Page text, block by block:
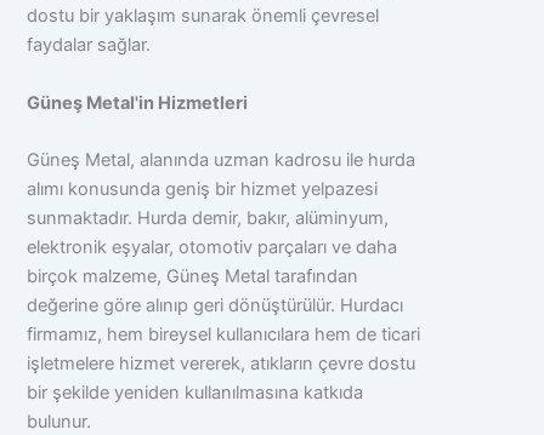
dostu bir yaklaşım sunarak önemli çevresel
faydalar sağlar.
Güneş Metal'in Hizmetleri
Güneş Metal, alanında uzman kadrosu ile hurda
alımı konusunda geniş bir hizmet yelpazesi
sunmaktadır. Hurda demir, bakır, alüminyum,
elektronik eşyalar, otomotiv parçaları ve daha
birçok malzeme, Güneş Metal tarafından
değerine göre alınıp geri dönüştürülür. Hurdacı
firmamız, hem bireysel kullanıcılara hem de ticari
işletmelere hizmet vererek, atıkların çevre dostu
bir şekilde yeniden kullanılmasına katkıda
bulunur.